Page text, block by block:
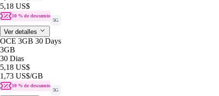
5,18 US$
10 % de descuento
5G
Ver detalles
OCE 3GB 30 Days
3GB
30 Dias
5,18 US$
1,73 US$/GB
10 % de descuento
5G